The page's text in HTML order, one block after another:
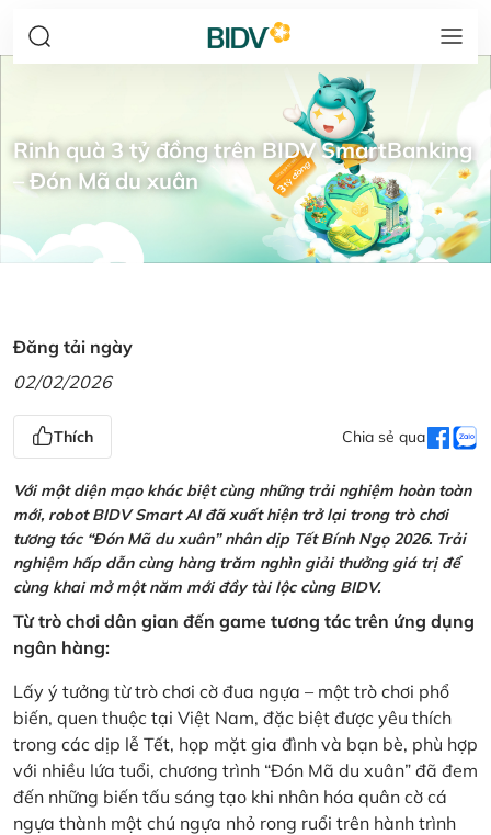
Rinh quà 3 tỷ đồng trên BIDV SmartBanking
– Đón Mã du xuân
Đăng tải ngày
02/02/2026
Thích Chia sẻ qua
Với một diện mạo khác biệt cùng những trải nghiệm hoàn toàn
mới, robot BIDV Smart AI đã xuất hiện trở lại trong trò chơi
tương tác “Đón Mã du xuân” nhân dịp Tết Bính Ngọ 2026. Trải
nghiệm hấp dẫn cùng hàng trăm nghìn giải thưởng giá trị để
cùng khai mở một năm mới đầy tài lộc cùng BIDV.
Từ trò chơi dân gian đến game tương tác trên ứng dụng
ngân hàng:
Lấy ý tưởng từ trò chơi cờ đua ngựa – một trò chơi phổ
biến, quen thuộc tại Việt Nam, đặc biệt được yêu thích
trong các dịp lễ Tết, họp mặt gia đình và bạn bè, phù hợp
với nhiều lứa tuổi, chương trình “Đón Mã du xuân” đã đem
đến những biến tấu sáng tạo khi nhân hóa quân cờ cá
ngựa thành một chú ngựa nhỏ rong ruổi trên hành trình